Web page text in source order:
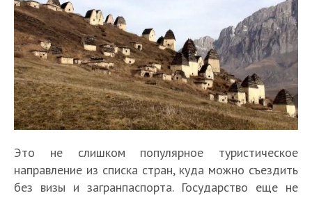
Это не слишком популярное туристическое
направление из списка стран, куда можно съездить
без визы и загранпаспорта. Государство еще не